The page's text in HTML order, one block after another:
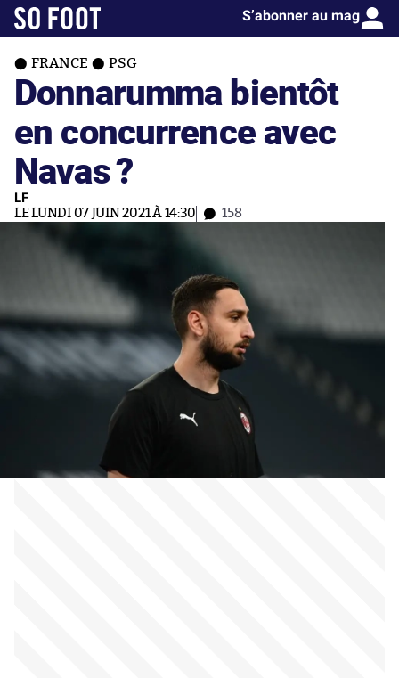
S’abonner au mag
FRANCE PSG
Donnarumma bientôt
en concurrence avec
Navas ?
LF
LE LUNDI 07 JUIN 2021 À 14:30 158